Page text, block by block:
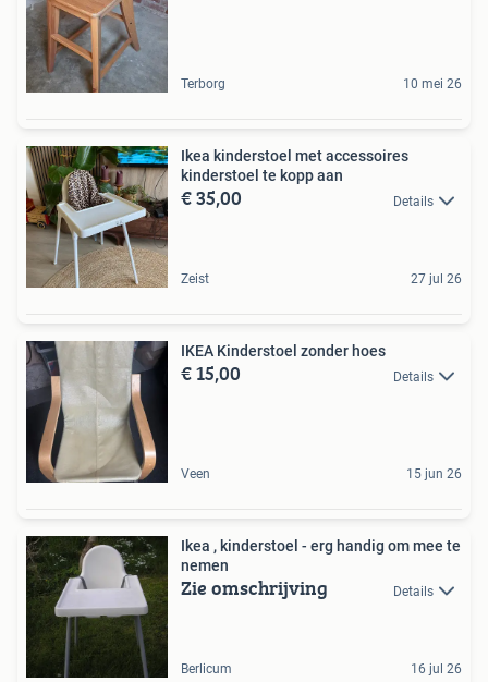
Terborg 10 mei 26
Ikea kinderstoel met accessoires
kinderstoel te kopp aan
€ 35,00 Details
Zeist 27 jul 26
IKEA Kinderstoel zonder hoes
€ 15,00 Details
Veen 15 jun 26
Ikea , kinderstoel - erg handig om mee te
nemen
Zie omschrijving Details
Berlicum 16 jul 26